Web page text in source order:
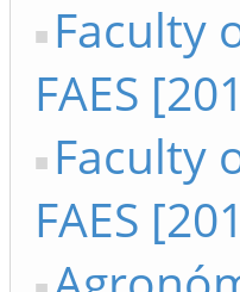
Faculty
FAES
Faculty
FAES